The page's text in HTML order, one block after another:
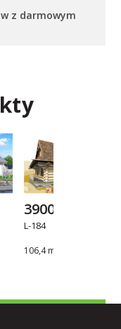
z darmowym
L-184
106,4 m²
3900 zł